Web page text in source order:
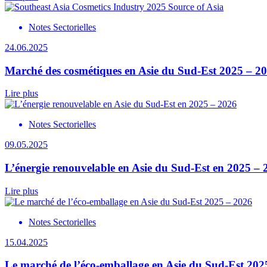
Notes Sectorielles
24.06.2025
Marché des cosmétiques en Asie du Sud-Est 2025 –
Lire plus
Notes Sectorielles
09.05.2025
L’énergie renouvelable en Asie du Sud-Est en 2025 –
Lire plus
Notes Sectorielles
15.04.2025